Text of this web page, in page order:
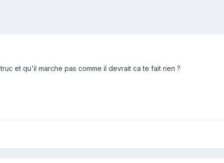
et qu'il marche pas comme il devrait ca te fait rien ?